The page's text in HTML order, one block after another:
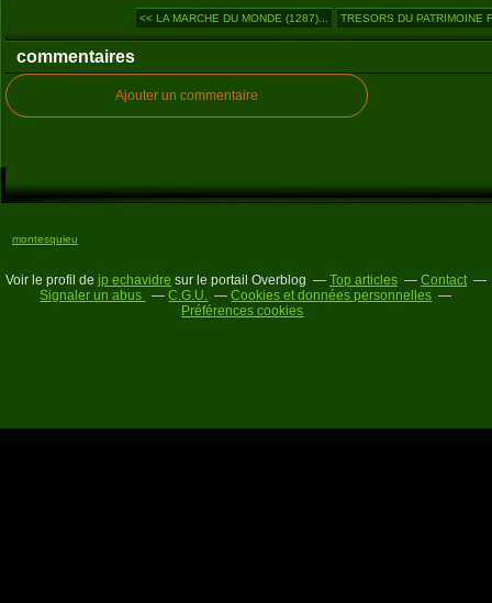
<< LA MARCHE DU MONDE (1287)... TRESORS DU PATRIMOINE
commentaires
Ajouter un commentaire
montesquieu
Voir le profil de jp echavidre sur le portail Overblog Top articles
Contact
Signaler un abus
C.G.U.
Cookies et données personnelles
Préférences cookies